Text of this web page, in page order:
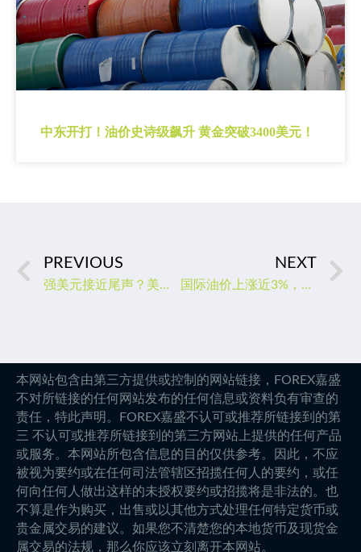
中东开打！油价史诗级飙升 黄金突破3400美元！
PREVIOUS
强美元接近尾声？美元空头头寸升至近一年半新高
NEXT
国际油价上涨近3%，中国需求向好，但多头面临另两大风险
本网站包含由第三方提供或控制的网站链接，FOREX嘉盛
不对所链接的任何网站发布的任何信息或资料负有审查的
责任，特此声明。FOREX嘉盛不认可或推荐所链接到的第
三 不认可或推荐所链接到的第三方网站上提供的任何产品
或服务。本网站所包含信息的目的仅供参考。因此，不应
被视为要约或在任何司法管辖区招揽任何人的要约，或任
何向任何人做出这样的未授权要约或招揽将是非法的。也
不算是作为购买，出售或以其他方式处理任何特定货币或
贵金属交易的建议。如果您不清楚您的本地货币及现货金
属交易的法规，那么你应该立刻离开本网站。